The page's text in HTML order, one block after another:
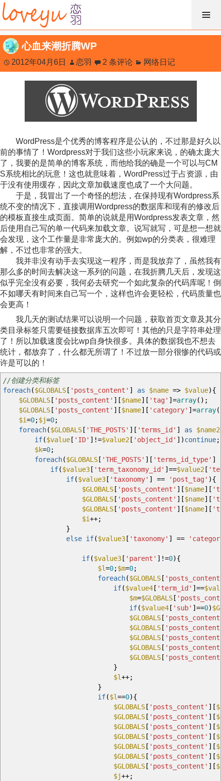
跳
过
内
容
心血来潮折腾WP
2012年04月6日 恋羽 2 条评论 网络日记
WordPress是个优秀的博客程序是公认的，不过那是好久以
前的事情了！Wordpress对于我们这些小玩家来说，的确太庞大
了，我要的是简单的博客系统，而他给我的确是一个可以与CM
S系统相比的玩意！这也就意味着，WordPress过于占资源，由
于没有使用缓存，因此文章加载速度也成了一个大问题。
于是，我冒出了一个奇怪的想法，在保持现有Wordpress系
统不变的情况下，直接调用Wordpress的数据库和现有的修改后
的模板直接生成页面。简单的说就是用Wordpress发表文章，然
后使用自己写的单一代码来加载文章。说写就写，可是想一想就
会发现，这个工作量是非常庞大的。例如wp的分类表，很难理
解，不过也非常的强大。
我并非没有动手去实现这一程序，而是我放弃了，虽然我有
那么多的时间去解决这一系列的问题，在我折腾几天后，发现这
似乎完全没有必要，我何必去研究一个如此复杂的代码库呢！倒
不如哪天有时间来自己写一个，这样也许会更轻松，代码质量也
会更高！
我几天的测试结果可以说明一个问题，获取首页文章及其分
类目录标签只需要链接数据库五次即可！其他的只是字符串处理
了！所以加载速度会比wp自身快很多。具体的数据我也不想去
统计，都放弃了，什么都无所谓了！不过放一部分很惨的代码或
许是可以的！
//创建分类和标签
foreach($GLOBALS [ 'posts_content' ] as $name => $value){
$GLOBALS [ 'posts_content' ] [$name] [ 'tag' ] =array( ) ;
$GLOBALS [ 'posts_content' ] [$name] [ 'category' ] =array(
$i=0;$j=0;
foreach($GLOBALS [ 'THE_POSTS' ] [ 'terms_id' ] as
$name2
if($value [ 'ID' ] !=$value2 [ 'object_id' ] )continue;
$k=0;
foreach($GLOBALS [ 'THE_POSTS' ] [ 'terms_id_type' ]
if($value3 [ 'term_taxonomy_id' ] ==$value2 [
if($value3 [ 'taxonomy' ] == 'post_tag' ){
$GLOBALS [ 'posts_content' ] [$name] [
$GLOBALS [ 'posts_content' ] [$name] [
$GLOBALS [ 'posts_content' ] [$name] [
$i++;
}
else if($value3 [ 'taxonomy' ] ==
if($value3 [ 'parent' ] !=0){
$l=0;$m=0;
foreach($GLOBALS [
if($value4 [ 'term_id' ] ==
$m=$GLOBALS [
if($value4 [ 'sub' ] ==0)
$GLOBALS [
$GLOBALS [
$GLOBALS [
$GLOBALS [
$GLOBALS [
}
$l++;
}
if($l==0){
$GLOBALS [ 'posts_content' ] [
$GLOBALS [ 'posts_content' ] [
$GLOBALS [ 'posts_content' ] [
$GLOBALS [ 'posts_content' ] [
$GLOBALS [ 'posts_content' ] [
$GLOBALS [ 'posts_content' ] [
$GLOBALS [ 'posts_content' ] [
$j++;